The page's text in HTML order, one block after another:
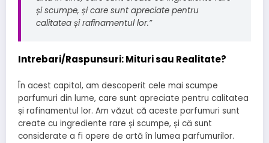
și scumpe, și care sunt apreciate pentru
calitatea și rafinamentul lor.”
Intrebari/Raspunsuri: Mituri sau Realitate?
În acest capitol, am descoperit cele mai scumpe
parfumuri din lume, care sunt apreciate pentru calitatea
și rafinamentul lor. Am văzut că aceste parfumuri sunt
create cu ingrediente rare și scumpe, și că sunt
considerate a fi opere de artă în lumea parfumurilor.